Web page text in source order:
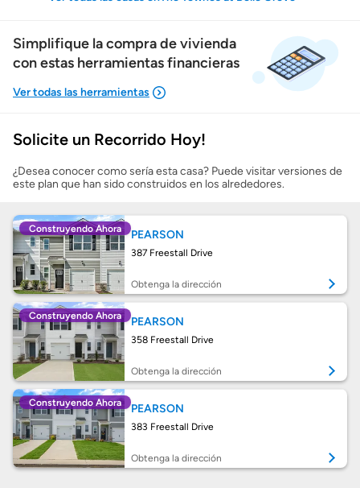
Simplifique la compra de vivienda
con estas herramientas financieras
Mostrarme lo que puedo pagar
Costos casa nueva vs. usada
Obtener mi puntaje de crédito
Calcular mi hipoteca
Obtener Aprobación Previa
Preparar mi casa para la venta
Seguro de propietarios
Obtener ofertas por mi casa
Solicite un Recorrido Hoy!
¿Desea conocer como sería esta casa? Puede visitar versiones de
este plan que han sido construidos en los alrededores.
Construyendo Ahora PEARSON
387 Freestall Drive
Obtenga la dirección
Construyendo Ahora PEARSON
358 Freestall Drive
Obtenga la dirección
Construyendo Ahora PEARSON
383 Freestall Drive
Obtenga la dirección